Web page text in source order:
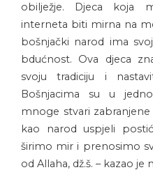
obilježje. Djeca koja
interneta biti mirna na
bošnjački narod ima
bdućnost. Ova djeca
svoju tradiciju i
Bošnjacima su u
mnoge stvari
kao narod uspjeli
širimo mir i prenosimo
od Allaha, dž.š. – kazao je